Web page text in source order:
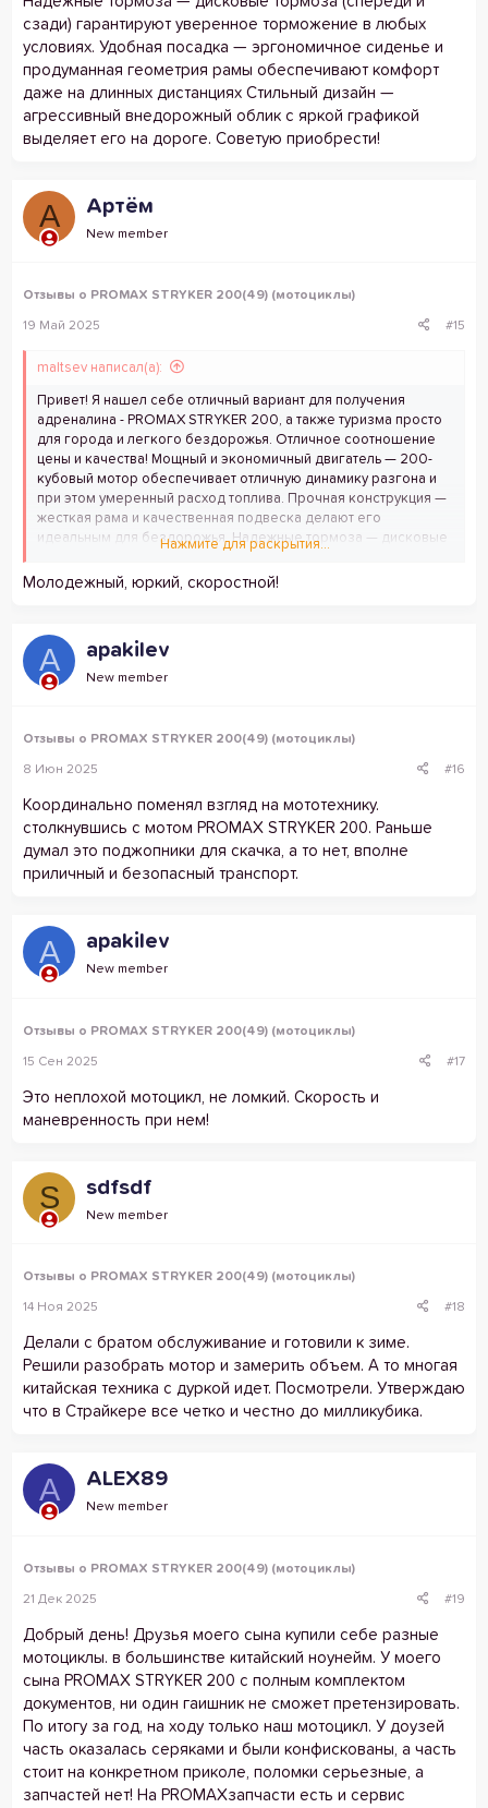
сзади) гарантируют уверенное торможение в любых
условиях. Удобная посадка — эргономичное сиденье и
продуманная геометрия рамы обеспечивают комфорт
даже на длинных дистанциях Стильный дизайн —
агрессивный внедорожный облик с яркой графикой
выделяет его на дороге. Советую приобрести!
А Артём
New member
Отзывы о PROMAX STRYKER 200(49) (мотоциклы)
19 Май 2025 #15
maltsev написал(а):
Привет! Я нашел себе отличный вариант для получения
адреналина - PROMAX STRYKER 200, а также туризма просто
для города и легкого бездорожья. Отличное соотношение
цены и качества! Мощный и экономичный двигатель — 200-
кубовый мотор обеспечивает отличную динамику разгона и
при этом умеренный расход топлива. Прочная конструкция —
жесткая рама и качественная подвеска делают его
идеальным для бездорожья. Надежные тормоза — дисковые
торможение в любых условиях. Удобная посадка —
Стильный дизайн — агрессивный внедорожный облик с яркой
графикой выделяет его на дороге. Советую приобрести!
Нажмите для раскрытия...
Молодежный, юркий, скоростной!
A apakilev
New member
Отзывы о PROMAX STRYKER 200(49) (мотоциклы)
8 Июн 2025 #16
Координально поменял взгляд на мототехнику.
столкнувшись с мотом PROMAX STRYKER 200. Раньше
думал это поджопники для скачка, а то нет, вполне
приличный и безопасный транспорт.
A apakilev
New member
Отзывы о PROMAX STRYKER 200(49) (мотоциклы)
15 Сен 2025 #17
Это неплохой мотоцикл, не ломкий. Скорость и
маневренность при нем!
S sdfsdf
New member
Отзывы о PROMAX STRYKER 200(49) (мотоциклы)
14 Ноя 2025 #18
Делали с братом обслуживание и готовили к зиме.
Решили разобрать мотор и замерить объем. А то многая
китайская техника с дуркой идет. Посмотрели. Утверждаю
что в Страйкере все четко и честно до милликубика.
A ALEX89
New member
Отзывы о PROMAX STRYKER 200(49) (мотоциклы)
21 Дек 2025 #19
Добрый день! Друзья моего сына купили себе разные
мотоциклы. в большинстве китайский ноунейм. У моего
сына PROMAX STRYKER 200 с полным комплектом
документов, ни один гаишник не сможет претензировать.
По итогу за год, на ходу только наш мотоцикл. У доузей
часть оказалась серяками и были конфискованы, а часть
стоит на конкретном приколе, поломки серьезные, а
запчастей нет! На PROMAXзапчасти есть и сервис